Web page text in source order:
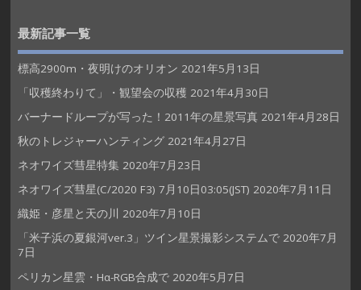
最新記事一覧
標高2900m・夜明けのオリオン 2021年5月13日
「収穫終わりて」・観望会の収穫 2021年4月30日
バーナードループが写った！2011年の星景写真 2021年4月28日
秋のトレジャーハンティング 2021年4月27日
ネオワイズ彗星特集 2020年7月23日
ネオワイズ彗星(C/2020 F3) 7月10日03:05(JST) 2020年7月11日
織姫・彦星と天の川
2020年7月10日
「米子浜の夏銀河ver.3」ツイン星景撮影システムで 2020年7月
7日
ペリカン星雲・Hα-RGB合成で 2020年5月7日